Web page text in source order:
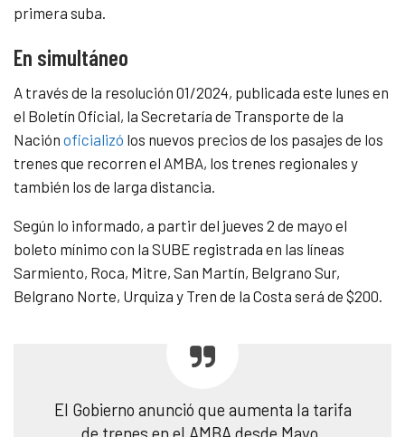
primera suba.
En simultáneo
A través de la resolución 01/2024, publicada este lunes en
el Boletín Oficial, la Secretaría de Transporte de la
Nación oficializó los nuevos precios de los pasajes de los
trenes que recorren el AMBA, los trenes regionales y
también los de larga distancia.
Según lo informado, a partir del jueves 2 de mayo el
boleto mínimo con la SUBE registrada en las líneas
Sarmiento, Roca, Mitre, San Martín, Belgrano Sur,
Belgrano Norte, Urquiza y Tren de la Costa será de $200.
El Gobierno anunció que aumenta la tarifa